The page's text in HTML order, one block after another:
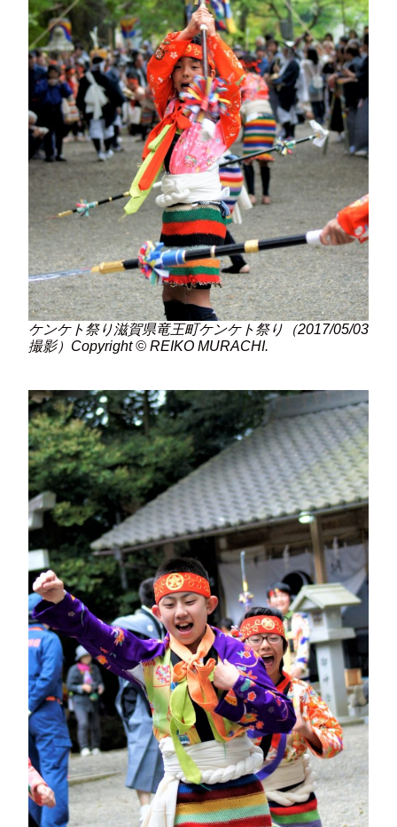
ケンケト祭り滋賀県竜王町ケンケト祭り（2017/05/03
撮影）Copyright © REIKO MURACHI.